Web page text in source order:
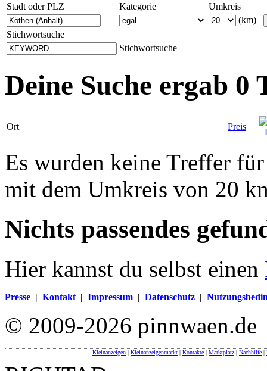
Stadt oder PLZ Kategorie
Umkreis
(km)
Stichwortsuche
Stichwortsuche
Deine Suche ergab 0
Ort Preis
Es wurden keine Treffer
mit dem Umkreis von 20
Nichts passendes
Hier kannst du selbst einen
Presse | Kontakt | Impressum | Datenschutz |
© 2009-2026 pinnwaen.de
Kleinanzeigen | Kleinanzeigenmarkt | Kontakte | Marktplatz | Nachhilfe |